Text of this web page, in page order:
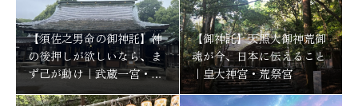
【須佐之男命の御神託】神
の後押しが欲しいなら、ま
ず己が動け｜武蔵一宮・氷
川神社
【御神託】天照大御神荒御
魂が今、日本に伝えること
｜皇大神宮・荒祭宮